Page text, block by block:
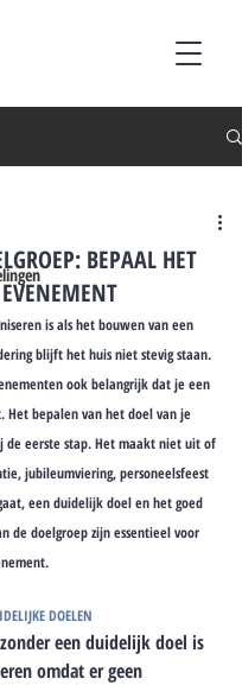
BEPAAL HET
is als het bouwen van een
blijft het huis niet stevig staan.
ook belangrijk dat je een
Het bepalen van het doel van je
de eerste stap. Het maakt niet uit of
jubileumviering, personeelsfeest
een duidelijk doel en het goed
de doelgroep zijn essentieel voor
DOELEN
een duidelijk doel is
omdat er geen